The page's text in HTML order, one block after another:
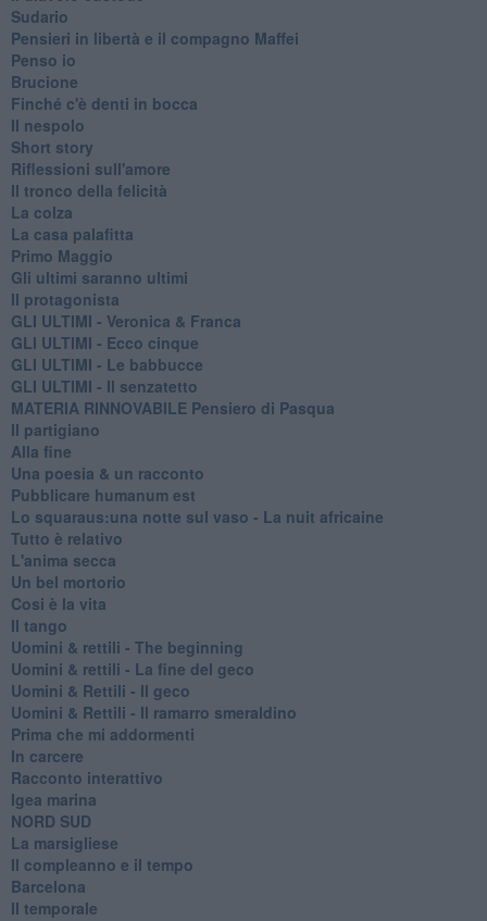
Sudario
Pensieri in libertà e il compagno Maffei
Penso io
Brucione
Finché c'è denti in bocca
Il nespolo
Short story
Riflessioni sull'amore
Il tronco della felicità
La colza
La casa palafitta
Primo Maggio
Gli ultimi saranno ultimi
Il protagonista
GLI ULTIMI - Veronica & Franca
GLI ULTIMI - Ecco cinque
GLI ULTIMI - Le babbucce
GLI ULTIMI - Il senzatetto
MATERIA RINNOVABILE Pensiero di Pasqua
Il partigiano
Alla fine
Una poesia & un racconto
Pubblicare humanum est
Lo squaraus:una notte sul vaso - La nuit africaine
Tutto è relativo
L'anima secca
Un bel mortorio
Cosi è la vita
Il tango
​Uomini & rettili - The beginning
​Uomini & rettili - La fine del geco
Uomini & Rettili - Il geco
Uomini & Rettili - Il ramarro smeraldino
Prima che mi addormenti
In carcere
Racconto interattivo
Igea marina
​NORD SUD
La marsigliese
Il compleanno e il tempo
Barcelona
Il temporale